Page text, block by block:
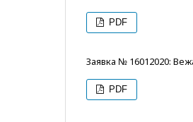
PDF
Заявка № 16012020:
PDF